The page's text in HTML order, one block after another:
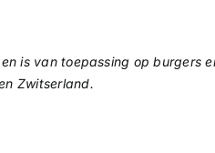
is van toepassing op burgers
Zwitserland.